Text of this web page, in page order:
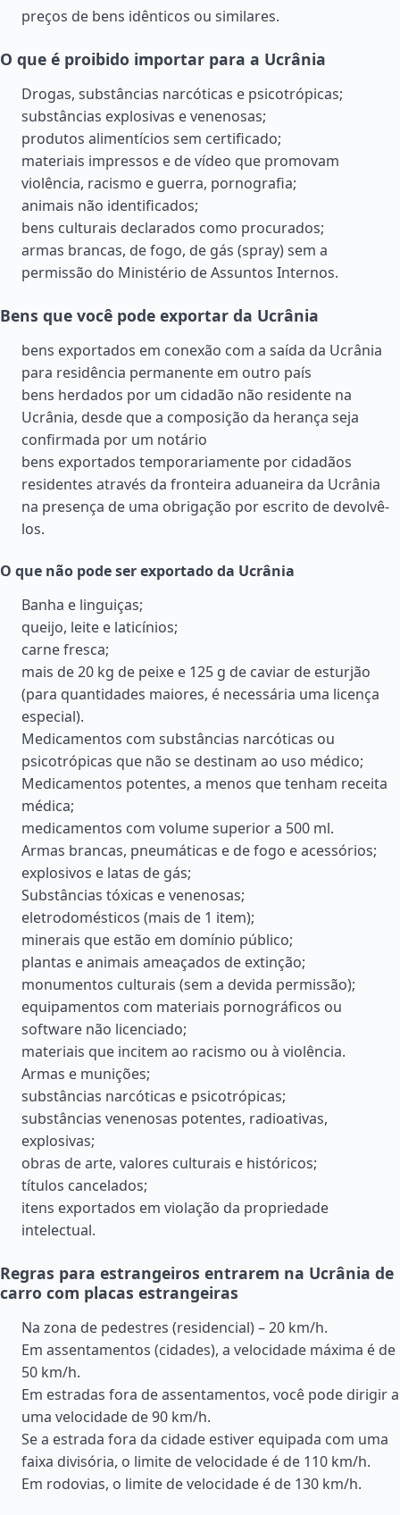
preços de bens idênticos ou similares.
O que é proibido importar para a Ucrânia
Drogas, substâncias narcóticas e psicotrópicas;
substâncias explosivas e venenosas;
produtos alimentícios sem certificado;
materiais impressos e de vídeo que promovam
violência, racismo e guerra, pornografia;
animais não identificados;
bens culturais declarados como procurados;
armas brancas, de fogo, de gás (spray) sem a
permissão do Ministério de Assuntos Internos.
Bens que você pode exportar da Ucrânia
bens exportados em conexão com a saída da Ucrânia
para residência permanente em outro país
bens herdados por um cidadão não residente na
Ucrânia, desde que a composição da herança seja
confirmada por um notário
bens exportados temporariamente por cidadãos
residentes através da fronteira aduaneira da Ucrânia
na presença de uma obrigação por escrito de devolvê-
los.
O que não pode ser exportado da Ucrânia
Banha e linguiças;
queijo, leite e laticínios;
carne fresca;
mais de 20 kg de peixe e 125 g de caviar de esturjão
(para quantidades maiores, é necessária uma licença
especial).
Medicamentos com substâncias narcóticas ou
psicotrópicas que não se destinam ao uso médico;
Medicamentos potentes, a menos que tenham receita
médica;
medicamentos com volume superior a 500 ml.
Armas brancas, pneumáticas e de fogo e acessórios;
explosivos e latas de gás;
Substâncias tóxicas e venenosas;
eletrodomésticos (mais de 1 item);
minerais que estão em domínio público;
plantas e animais ameaçados de extinção;
monumentos culturais (sem a devida permissão);
equipamentos com materiais pornográficos ou
software não licenciado;
materiais que incitem ao racismo ou à violência.
Armas e munições;
substâncias narcóticas e psicotrópicas;
substâncias venenosas potentes, radioativas,
explosivas;
obras de arte, valores culturais e históricos;
títulos cancelados;
itens exportados em violação da propriedade
intelectual.
Regras para estrangeiros entrarem na Ucrânia de
carro com placas estrangeiras
Na zona de pedestres (residencial) – 20 km/h.
Em assentamentos (cidades), a velocidade máxima é de
50 km/h.
Em estradas fora de assentamentos, você pode dirigir a
uma velocidade de 90 km/h.
Se a estrada fora da cidade estiver equipada com uma
faixa divisória, o limite de velocidade é de 110 km/h.
Em rodovias, o limite de velocidade é de 130 km/h.